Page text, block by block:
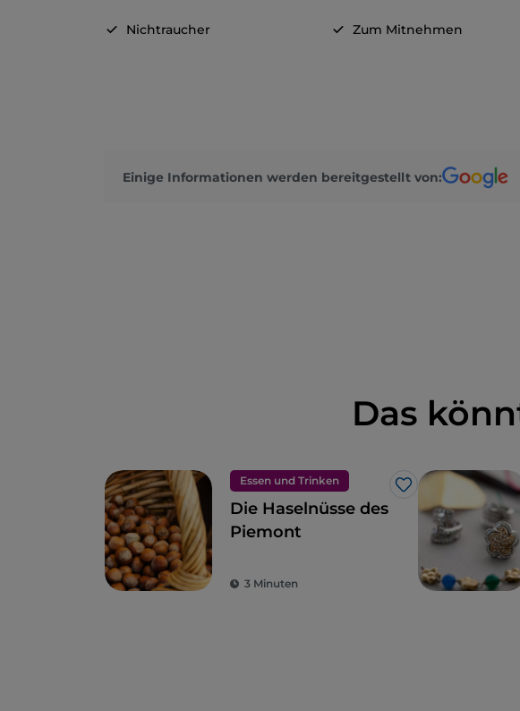
Nichtraucher Zum Mitnehmen
Einige Informationen werden bereitgestellt von:
Das
Essen und Trinken
Like
Die Haselnüsse des
Piemont
3 Minuten